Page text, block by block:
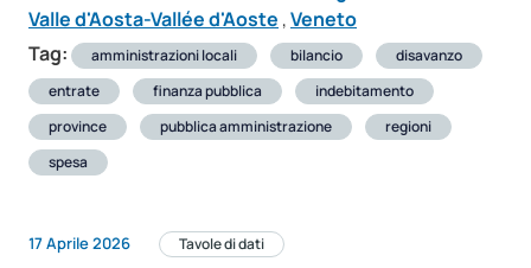
Valle d'Aosta-Vallée d'Aoste ,Veneto
Tag:
amministrazioni locali bilancio
disavanzo
entrate
finanza pubblica
indebitamento
province
pubblica amministrazione
regioni
spesa
17 Aprile 2026 Tavole di dati